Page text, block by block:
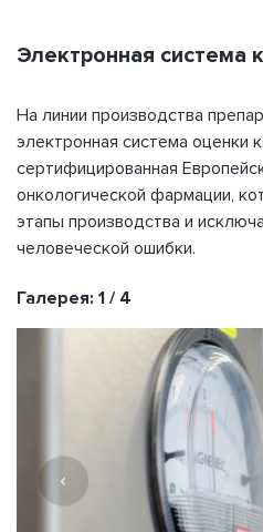
Электронная система
На линии производства
электронная система оценки
сертифицированная
онкологической фармации,
этапы производства и
человеческой ошибки.
Галерея: 1 / 4